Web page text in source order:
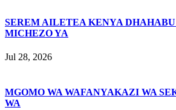
SEREM AILETEA KENYA
MICHEZO YA
Jul 28, 2026
MGOMO WA WAFANYAKAZI WA
WA